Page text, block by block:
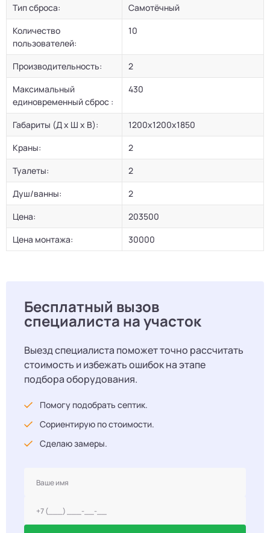
Тип сброса:
Самотёчный
Количество
пользователей:
10
Производительность:
2
Максимальный
единовременный сброс :
430
Габариты (Д х Ш х В):
1200х1200х1850
Краны:
2
Туалеты:
2
Душ/ванны:
2
Цена:
203500
Цена монтажа:
30000
Бесплатный вызов
специалиста на участок
Выезд специалиста поможет точно рассчитать
стоимость и избежать ошибок на этапе
подбора оборудования.
Помогу подобрать септик.
Сориентирую по стоимости.
Сделаю замеры.